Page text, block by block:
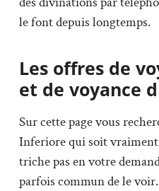
le font depuis longtemps.
Les offres de
et de voyance
Sur cette page vous
Inferiore qui soit
triche pas en votre
parfois commun de le